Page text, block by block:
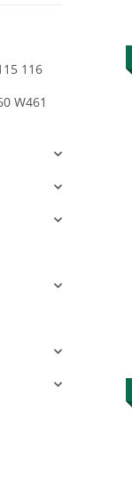
116
W461